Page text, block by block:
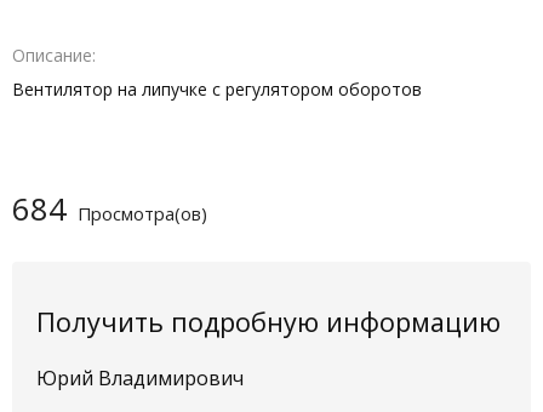
Описание
Вентилятор на липучке с регулятором оборотов
684 Просмотра(ов)
Получить подробную информацию
Юрий Владимирович